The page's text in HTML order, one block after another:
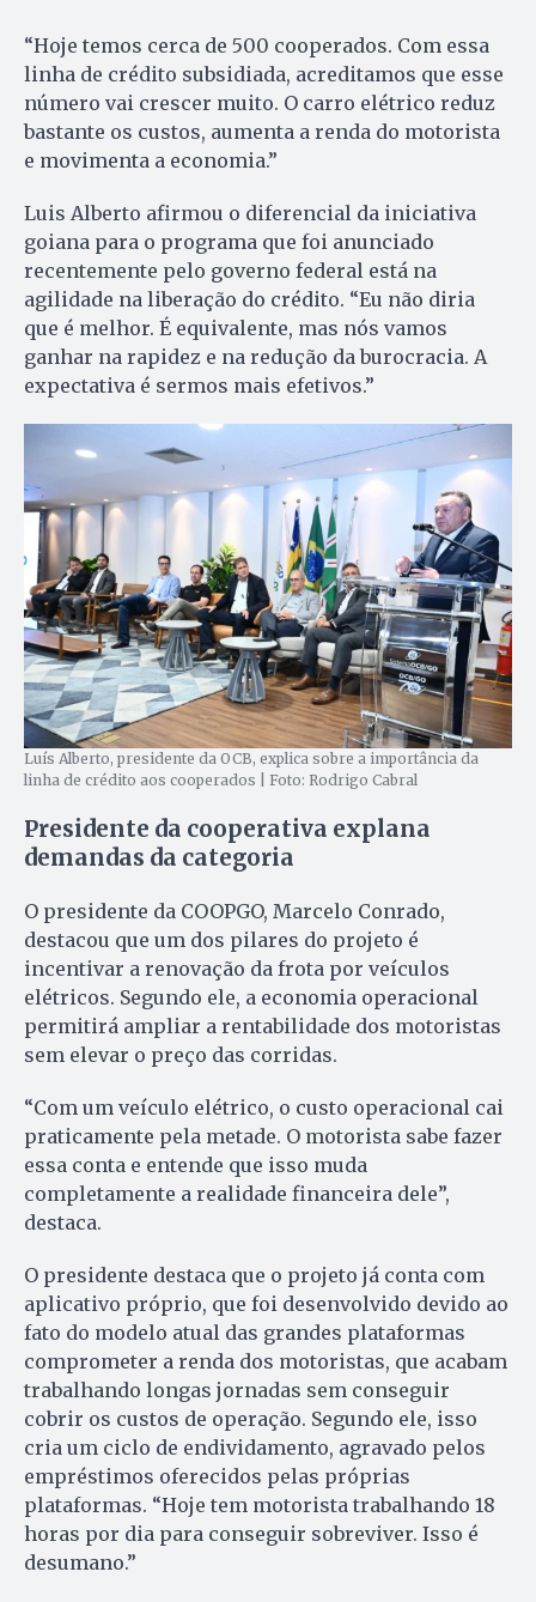
“Hoje temos cerca de 500 cooperados. Com essa
linha de crédito subsidiada, acreditamos que esse
número vai crescer muito. O carro elétrico reduz
bastante os custos, aumenta a renda do motorista
e movimenta a economia.”
Luis Alberto afirmou o diferencial da iniciativa
goiana para o programa que foi anunciado
recentemente pelo governo federal está na
agilidade na liberação do crédito. “Eu não diria
que é melhor. É equivalente, mas nós vamos
ganhar na rapidez e na redução da burocracia. A
expectativa é sermos mais efetivos.”
Luís Alberto, presidente da OCB, explica sobre a importância da
linha de crédito aos cooperados | Foto: Rodrigo Cabral
Presidente da cooperativa explana
demandas da categoria
O presidente da COOPGO, Marcelo Conrado,
destacou que um dos pilares do projeto é
incentivar a renovação da frota por veículos
elétricos. Segundo ele, a economia operacional
permitirá ampliar a rentabilidade dos motoristas
sem elevar o preço das corridas.
“Com um veículo elétrico, o custo operacional cai
praticamente pela metade. O motorista sabe fazer
essa conta e entende que isso muda
completamente a realidade financeira dele”,
destaca.
O presidente destaca que o projeto já conta com
aplicativo próprio, que foi desenvolvido devido ao
fato do modelo atual das grandes plataformas
comprometer a renda dos motoristas, que acabam
trabalhando longas jornadas sem conseguir
cobrir os custos de operação. Segundo ele, isso
cria um ciclo de endividamento, agravado pelos
empréstimos oferecidos pelas próprias
plataformas. “Hoje tem motorista trabalhando 18
horas por dia para conseguir sobreviver. Isso é
desumano.”